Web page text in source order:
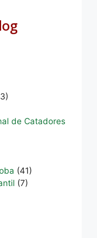
de Catadores
(41)
(7)